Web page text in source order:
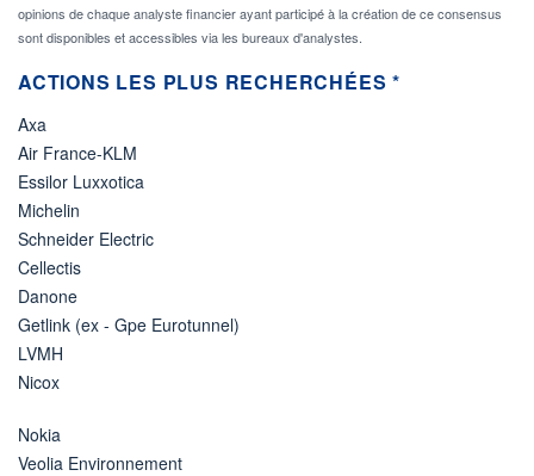
opinions de chaque analyste financier ayant participé à la création de ce consensus
sont disponibles et accessibles via les bureaux d'analystes.
ACTIONS LES PLUS RECHERCHÉES *
Axa
Air France-KLM
Essilor Luxxotica
Michelin
Schneider Electric
Cellectis
Danone
Getlink (ex - Gpe Eurotunnel)
LVMH
Nicox
Nokia
Veolia Environnement